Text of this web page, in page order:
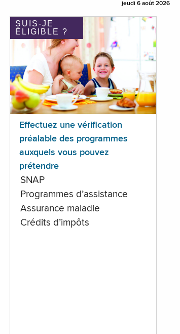
jeudi 6 août 2026
SUIS-JE
ÉLIGIBLE ?
Effectuez une vérification
préalable des programmes
auxquels vous pouvez
prétendre
SNAP
Programmes d’assistance
Assurance maladie
Crédits d’impôts